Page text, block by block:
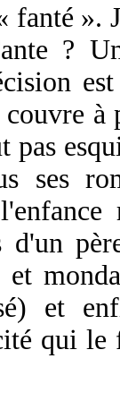
fanté ».
?
à
pas
ses
d'un
et
et
qui le